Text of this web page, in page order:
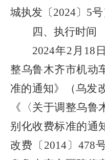
城执发〔2024〕 5号
四、执行时间
2024年2 月 18
整乌鲁木齐市机动
准的通知》（乌发
《〈关于调整乌
别化收费标准的通
改费〔 2014〕 478